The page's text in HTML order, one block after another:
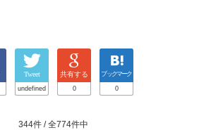
Tweet
undefined
共有する
0
ブックマーク
0
344件 / 全774件中